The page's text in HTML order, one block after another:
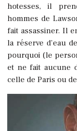
hotesses, il
hommes de
fait assassiner. Il
la réserve d’eau
pourquoi (le
et ne fait aucune
celle de Paris ou